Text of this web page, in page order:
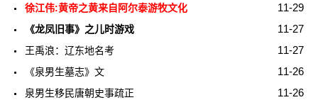
11-29
徐江伟:黄帝之黄来自阿尔泰游牧文化
11-27
《龙凤旧事》之儿时游戏
11-27
王禹浪：辽东地名考
11-26
《泉男生墓志》文
11-26
泉男生移民唐朝史事疏正